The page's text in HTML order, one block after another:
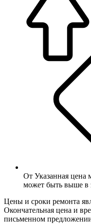
От Указанная цена
может быть выше в
Цены и сроки ремонта
Окончательная цена и
письменном